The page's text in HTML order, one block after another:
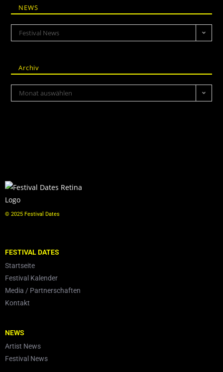
NEWS
Festival News
Archiv
Monat auswählen
© 2025 Festival Dates
FESTIVAL DATES
Startseite
Festival Kalender
Media / Partnerschaften
Kontakt
NEWS
Artist News
Festival News